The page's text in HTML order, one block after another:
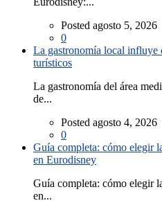
Posted agosto 5, 2026
0
La gastronomía local influye
turísticos
La gastronomía del área
de...
Posted agosto 4, 2026
0
Guía completa: cómo elegir
en Eurodisney
Guía completa: cómo elegir
en...